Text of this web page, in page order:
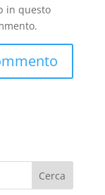
in questo
Cerca